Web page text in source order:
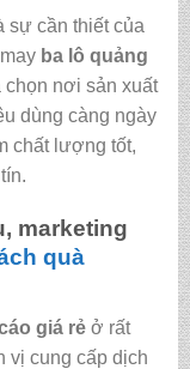
sự cần thiết của
ba lô quảng
nơi sản xuất
dùng càng ngày
chất lượng tốt,
marketing
quà
giá rẻở rất
vị cung cấp dịch